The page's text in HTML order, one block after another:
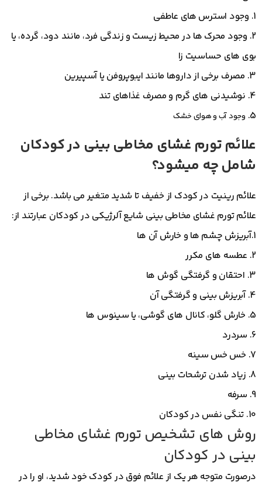
1. وجود استرس های عاطفی
2. وجود محرک ها در محیط زیست و زندگی فرد، مانند دود، گرده، یا
بوی های حساسیت زا
3. مصرف برخی از داروها مانند ایبوپروفن یا آسپیرین
4. نوشیدنی های گرم و مصرف غذاهای تند
5. وجود آب و هوای خشک
علائم تورم غشای مخاطی بینی در کودکان
شامل چه میشود؟
علائم رینیت در کودک از خفیف تا شدید متغیر می باشد. برخی از
علائم تورم غشای مخاطی بینی شایع آلرژیکی در کودکان عبارتند از:
1.آبریزش چشم ها و خارش آن ها
2. عطسه های مکرر
3. احتقان و گرفتگی گوش ها
4. آبریزش بینی و گرفتگی آن
5. خارش گلو، کانال های گوشی، یا سینوس ها
6. سردرد
7. خس خس سینه
8. زیاد شدن ترشحات بینی
9. سرفه
10. تنگی نفس در کودکان
روش های تشخیص تورم غشای مخاطی
بینی در کودکان
درصورت متوجه هر یک از علائم فوق در کودک خود شدید، او را در